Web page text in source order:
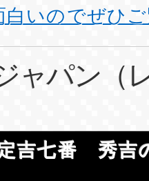
白いのでぜひ
ャパン（
吉七番 秀吉